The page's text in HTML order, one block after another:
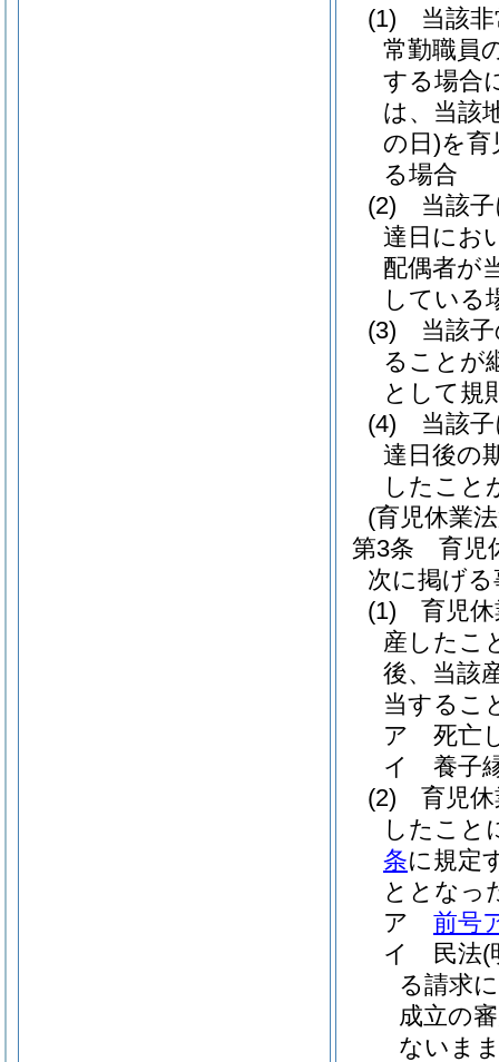
(1)
当該
常勤職員
する場合
は、当該
の日)を育
る場合
(2)
当該
達日にお
配偶者が
している
(3)
当該
ることが
として規
(4)
当該
達日後の
したこと
(育児休業
第3条
育児
次に掲げ
(1)
育児
産したこ
後、当該
当するこ
ア
死亡
イ
養子
(2)
育児
したこと
条に規定
ととなっ
ア
前号
イ
民法(
る請求
成立の
ないま